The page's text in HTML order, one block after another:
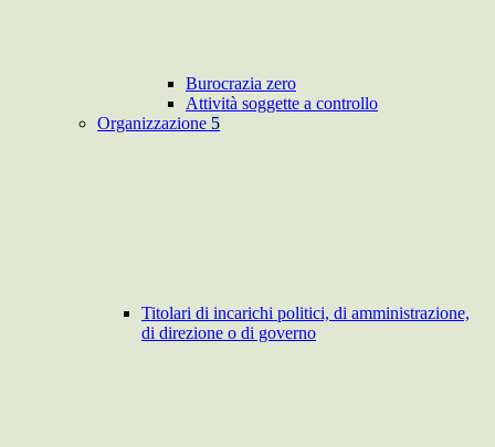
Burocrazia zero
Attività soggette a controllo
Organizzazione 5
Titolari di incarichi politici, di amministrazione,
di direzione o di governo